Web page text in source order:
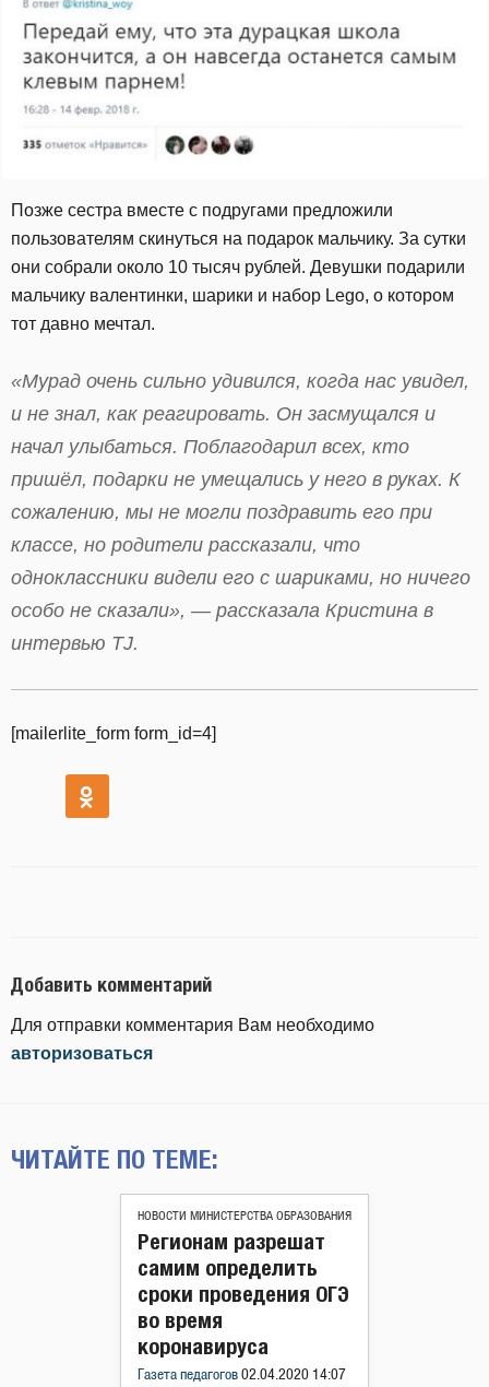
Позже сестра вместе с подругами предложили
пользователям скинуться на подарок мальчику. За сутки
они собрали около 10 тысяч рублей. Девушки подарили
мальчику валентинки, шарики и набор Lego, о котором
тот давно мечтал.
«Мурад очень сильно удивился, когда нас увидел,
и не знал, как реагировать. Он засмущался и
начал улыбаться. Поблагодарил всех, кто
пришёл, подарки не умещались у него в руках. К
сожалению, мы не могли поздравить его при
классе, но родители рассказали, что
одноклассники видели его с шариками, но ничего
особо не сказали», — рассказала Кристина в
интервью TJ.
[mailerlite_form form_id=4]
Добавить комментарий
Для отправки комментария Вам необходимо
авторизоваться
ЧИТАЙТЕ ПО ТЕМЕ:
НОВОСТИ МИНИСТЕРСТВА ОБРАЗОВАНИЯ
Регионам разрешат
самим определить
сроки проведения ОГЭ
во время
коронавируса
Газета педагогов 02.04.2020 14:07